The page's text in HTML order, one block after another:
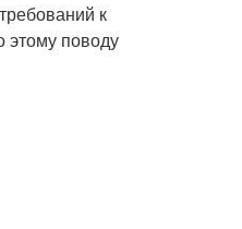
к
этому поводу